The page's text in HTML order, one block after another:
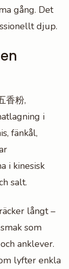
gång. Det
djup.
香粉,
i
fänkål,
i kinesisk
salt.
långt –
som
anklever.
lyfter enkla